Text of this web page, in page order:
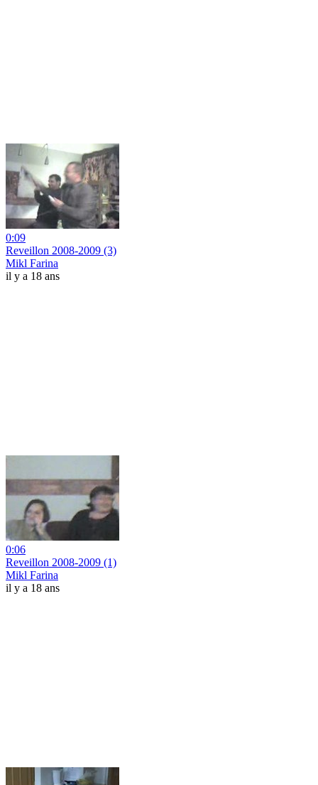
0:09
Reveillon 2008-2009 (3)
Mikl Farina
il y a 18 ans
0:06
Reveillon 2008-2009 (1)
Mikl Farina
il y a 18 ans